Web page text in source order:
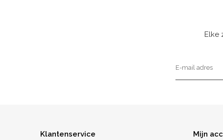
Elke
Klantenservice Mijn